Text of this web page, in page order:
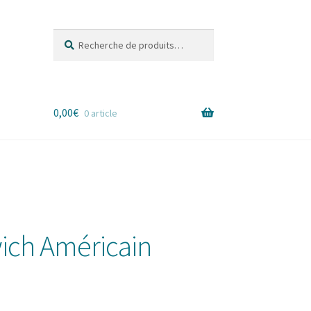
pour :
0,00€ 0 article
Américain